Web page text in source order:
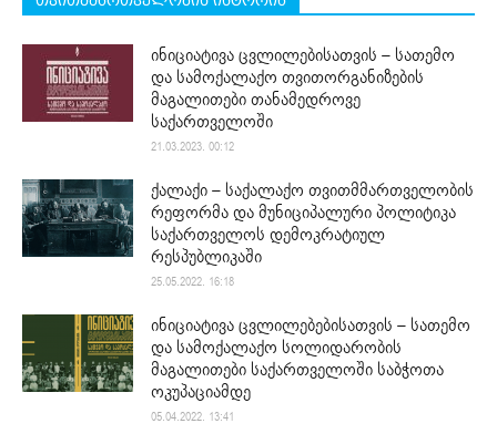
ინიციატივა ცვლილებისათვის – სათემო
და სამოქალაქო თვითორგანიზების
მაგალითები თანამედროვე
საქართველოში
21.03.2023. 00:12
ქალაქი – საქალაქო თვითმმართველობის
რეფორმა და მუნიციპალური პოლიტიკა
საქართველოს დემოკრატიულ
რესპუბლიკაში
25.05.2022. 16:18
ინიციატივა ცვლილებებისათვის – სათემო
და სამოქალაქო სოლიდარობის
მაგალითები საქართველოში საბჭოთა
ოკუპაციამდე
05.04.2022. 13:41